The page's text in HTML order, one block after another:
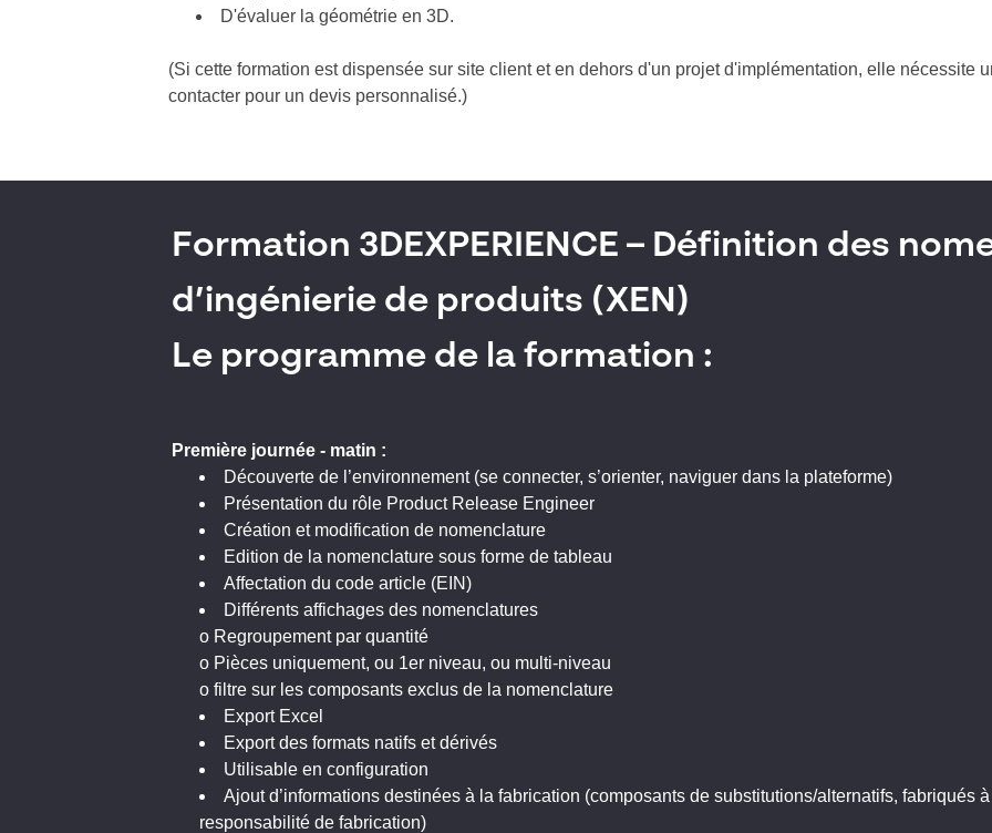
D'évaluer la géométrie en 3D.
(Si cette formation est dispensée sur site client et en dehors d'un projet d'implémentation, elle nécessite
contacter pour un devis personnalisé.)
Formation 3DEXPERIENCE – Définition des
d’ingénierie de produits (XEN)
Le programme de la formation :
Première journée - matin :
Découverte de l’environnement (se connecter, s’orienter, naviguer dans la plateforme)
Présentation du rôle Product Release Engineer
Création et modification de nomenclature
Edition de la nomenclature sous forme de tableau
Affectation du code article (EIN)
Différents affichages des nomenclatures
o Regroupement par quantité
o Pièces uniquement, ou 1er niveau, ou multi-niveau
o filtre sur les composants exclus de la nomenclature
Export Excel
Export des formats natifs et dérivés
Utilisable en configuration
Ajout d’informations destinées à la fabrication (composants de substitutions/alternatifs, fabriqués
responsabilité de fabrication)